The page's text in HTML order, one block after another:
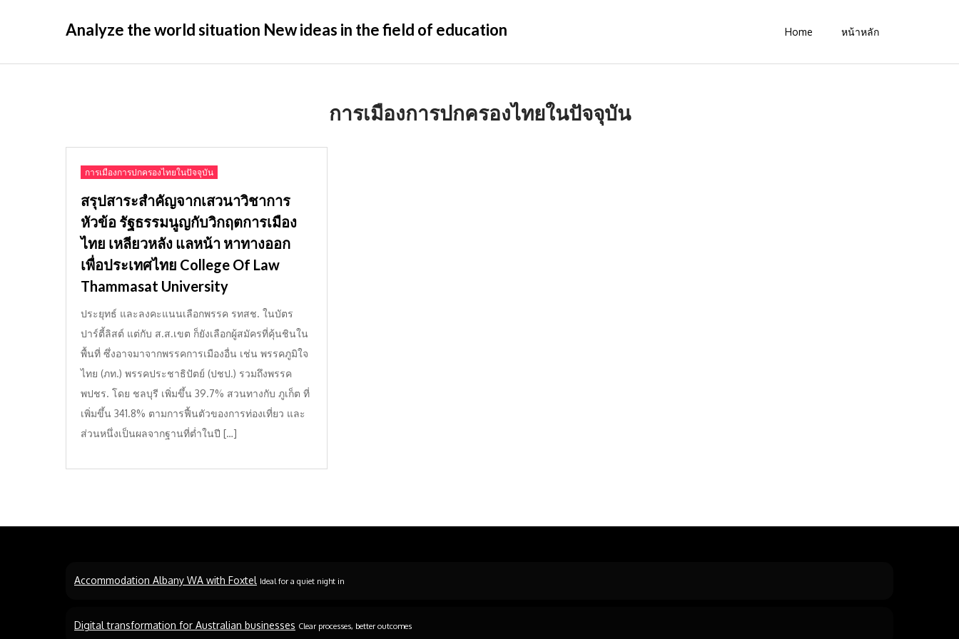
Analyze the world situation New ideas in the field of education Home หน้าหลัก
การเมืองการปกครองไทยในปัจจุบัน
การเมืองการปกครองไทยในปัจจุบัน
สรุปสาระสำคัญจากเสวนาวิชาการ
หัวข้อ รัฐธรรมนูญกับวิกฤตการเมือง
ไทย เหลียวหลัง แลหน้า หาทางออก
เพื่อประเทศไทย College Of Law
Thammasat University
ประยุทธ์ และลงคะแนนเลือกพรรค รทสช. ในบัตร
ปาร์ตี้ลิสต์ แต่กับ ส.ส.เขต ก็ยังเลือกผู้สมัครที่คุ้นชินใน
พื้นที่ ซึ่งอาจมาจากพรรคการเมืองอื่น เช่น พรรคภูมิใจ
ไทย (ภท.) พรรคประชาธิปัตย์ (ปชป.) รวมถึงพรรค
พปชร. โดย ชลบุรี เพิ่มขึ้น 39.7% สวนทางกับ ภูเก็ต ที่
เพิ่มขึ้น 341.8% ตามการฟื้นตัวของการท่องเที่ยว และ
ส่วนหนึ่งเป็นผลจากฐานที่ต่ำในปี […]
Accommodation Albany WA with Foxtel Ideal for a quiet night in
Digital transformation for Australian businesses Clear processes, better outcomes